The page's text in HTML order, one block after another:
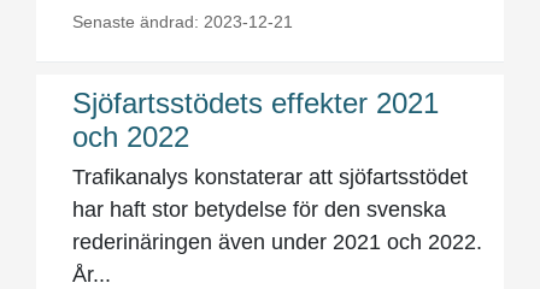
Senaste ändrad: 2023-12-21
Sjöfartsstödets effekter 2021
och 2022
Trafikanalys konstaterar att sjöfartsstödet
har haft stor betydelse för den svenska
rederinäringen även under 2021 och 2022.
År...